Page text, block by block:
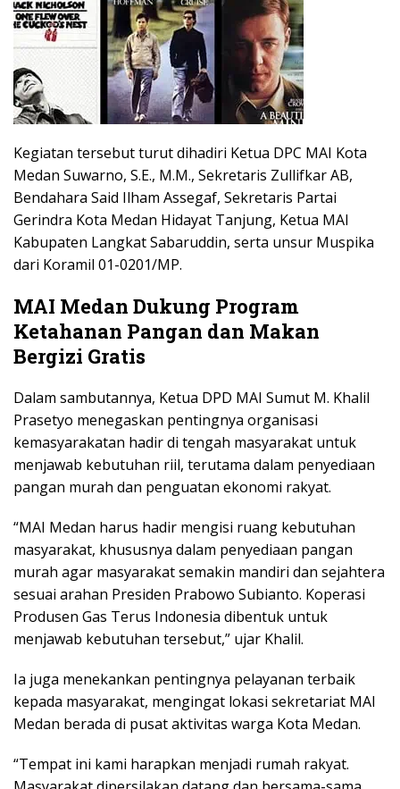
Kegiatan tersebut turut dihadiri Ketua DPC MAI Kota
Medan Suwarno, S.E., M.M., Sekretaris Zullifkar AB,
Bendahara Said Ilham Assegaf, Sekretaris Partai
Gerindra Kota Medan Hidayat Tanjung, Ketua MAI
Kabupaten Langkat Sabaruddin, serta unsur Muspika
dari Koramil 01-0201/MP.
MAI Medan Dukung Program
Ketahanan Pangan dan Makan
Bergizi Gratis
Dalam sambutannya, Ketua DPD MAI Sumut M. Khalil
Prasetyo menegaskan pentingnya organisasi
kemasyarakatan hadir di tengah masyarakat untuk
menjawab kebutuhan riil, terutama dalam penyediaan
pangan murah dan penguatan ekonomi rakyat.
“MAI Medan harus hadir mengisi ruang kebutuhan
masyarakat, khususnya dalam penyediaan pangan
murah agar masyarakat semakin mandiri dan sejahtera
sesuai arahan Presiden Prabowo Subianto. Koperasi
Produsen Gas Terus Indonesia dibentuk untuk
menjawab kebutuhan tersebut,” ujar Khalil.
Ia juga menekankan pentingnya pelayanan terbaik
kepada masyarakat, mengingat lokasi sekretariat MAI
Medan berada di pusat aktivitas warga Kota Medan.
“Tempat ini kami harapkan menjadi rumah rakyat.